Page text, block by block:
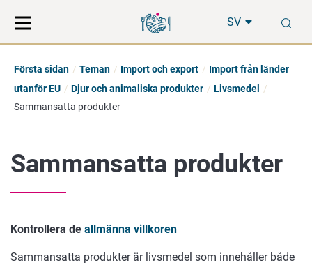
direkt
till
på
hela
SV
Första sidan Teman Import och export
Import från länder
utanför EU
Djur och animaliska produkter
Livsmedel
Sammansatta produkter
Sammansatta produkter
Kontrollera de allmänna villkoren
Sammansatta produkter är livsmedel som innehåller både